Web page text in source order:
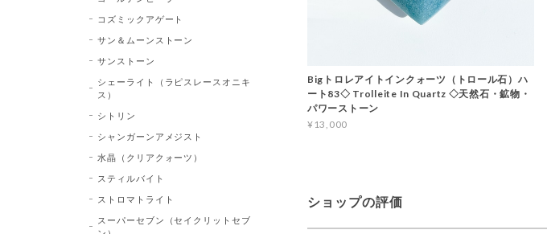
Bigトロレアイトインクォーツ（トロール石）ハ
ート83◇ Trolleite In Quartz ◇天然石・鉱物・
パワーストーン
¥13,000
ショップの評価
コズミックアゲート
サン＆ムーンストーン
サンストーン
シェーライト（ラピスレースオニキ
ス）
シトリン
シャンガーンアメジスト
水晶（クリアクォーツ）
スティルバイト
ストロマトライト
スーパーセブン（セイクリットセブ